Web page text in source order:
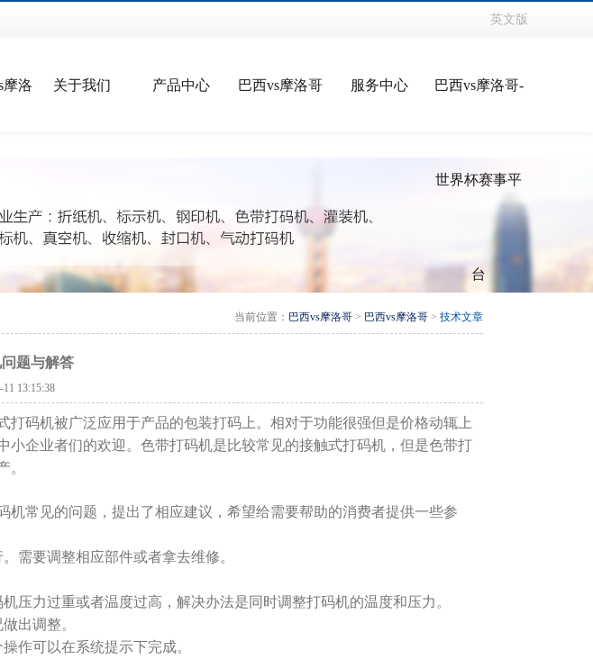
英文版
摩洛 关于我们 产品中心 巴西vs摩洛哥 服务中心 巴西vs摩洛哥-
世界杯赛事平
台
当前位置： 巴西vs摩洛哥 > 巴西vs摩洛哥 > 技术文章
题与解答
13:15:38
码机被广泛应用于产品的包装打码上。相对于功能很强但是价格动辄上
企业者们的欢迎。色带打码机是比较常见的接触式打码机，但是色带打
。
常见的问题，提出了相应建议，希望给需要帮助的消费者提供一些参
需要调整相应部件或者拿去维修。
压力过重或者温度过高，解决办法是同时调整打码机的温度和压力。
出调整。
作可以在系统提示下完成。